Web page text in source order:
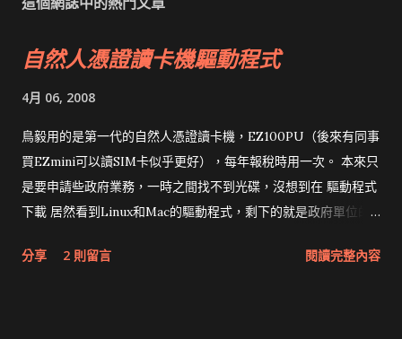
自然人憑證讀卡機驅動程式
4月 06, 2008
鳥毅用的是第一代的自然人憑證讀卡機，EZ100PU（後來有同事
買EZmini可以讀SIM卡似乎更好），每年報稅時用一次。 本來只
是要申請些政府業務，一時之間找不到光碟，沒想到在 驅動程式
下載 居然看到Linux和Mac的驅動程式，剩下的就是政府單位的
分享 2 則留言 閱讀完整內容